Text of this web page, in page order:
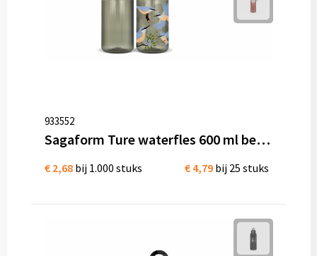
933552
Sagaform Ture waterfles 600 ml bedrukken
€ 2,68 bij 1.000 stuks € 4,79 bij 25 stuks